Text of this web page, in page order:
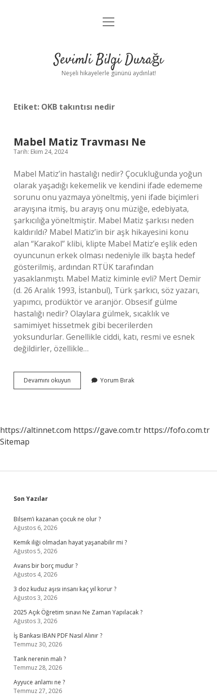
Anasayfa
Yasal Uyarı
menüyü
Sevimli Bilgi Durağı
Neşeli hikayelerle gününü aydınlat!
Etiket: OKB takıntısı nedir
Mabel Matiz Travması Ne
Tarih: Ekim 24, 2024
Mabel Matiz’in hastalığı nedir? Çocukluğunda yoğun
olarak yaşadığı kekemelik ve kendini ifade edememe
sorunu onu yazmaya yöneltmiş, yeni ifade biçimleri
arayışına itmiş, bu arayış onu müziğe, edebiyata,
şarkıcılığa yöneltmiştir. Mabel Matiz şarkısı neden
kaldırıldı? Mabel Matiz’in bir aşk hikayesini konu
alan “Karakol” klibi, klipte Mabel Matiz’e eşlik eden
oyuncunun erkek olması nedeniyle ilk başta hedef
gösterilmiş, ardından RTÜK tarafından
yasaklanmıştı. Mabel Matiz kiminle evli? Mert Demir
(d. 26 Aralık 1993, İstanbul), Türk şarkıcı, söz yazarı,
yapımcı, prodüktör ve aranjör. Obsesif gülme
hastalığı nedir? Olaylara gülmek, sıcaklık ve
samimiyet hissetmek gibi becerilerden
yoksundurlar. Genellikle ciddi, katı, resmi ve esnek
değildirler, özellikle…
Devamını okuyun
Matiz
Yorum Bırak
https://altinnet.com https://gave.com.tr https://fofo.com.tr
Sitemap
Sidebar
Son Yazılar
Bilsem’i kazanan çocuk ne olur ?
Ağustos 6, 2026
Kemik iliği olmadan hayat yaşanabilir mi ?
Ağustos 5, 2026
Avans bir borç mudur ?
Ağustos 4, 2026
3 doz kuduz aşısı insanı kaç yıl korur ?
Ağustos 3, 2026
2025 Açık Öğretim sınavı Ne Zaman Yapılacak ?
Ağustos 3, 2026
İş Bankası IBAN PDF Nasıl Alınır ?
Temmuz 30, 2026
Tank nerenin malı ?
Temmuz 28, 2026
Ayyuce anlamı ne ?
Temmuz 27, 2026